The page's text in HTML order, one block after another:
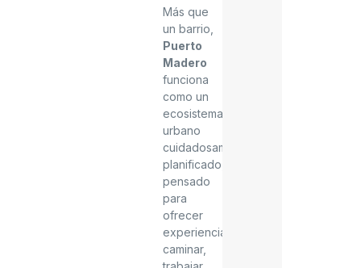
Más que
un barrio,
Puerto
Madero
funciona
como un
ecosistema
urbano
cuidadosamente
planificado,
pensado
para
ofrecer
experiencias:
caminar,